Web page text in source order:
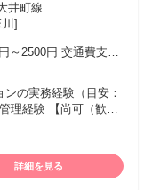
井町線
]
～2500円 交通費支給
の実務経験（目安：
理経験 【尚可（歓
バ
できます！ OAスキル
ング講座を受けてい
詳細を見る